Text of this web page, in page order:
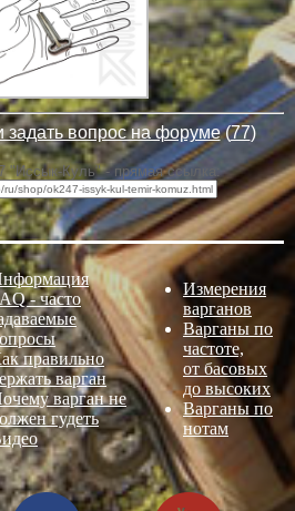
задать вопрос на форуме(77)
"Иссык-Куль" - прямая ссылка:
- часто
правильно
варган
варган не
гудеть
Измерения
варганов
Варганы по
частоте,
от басовых
до высоких
Варганы по
нотам